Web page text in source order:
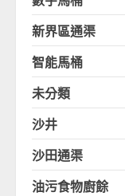
新界區通渠
智能馬桶
未分類
沙井
沙田通渠
油污食物廚餘